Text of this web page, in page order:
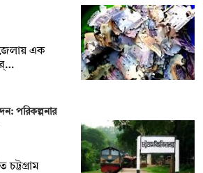
এক
পরিকল্পনার
চট্টগ্রাম